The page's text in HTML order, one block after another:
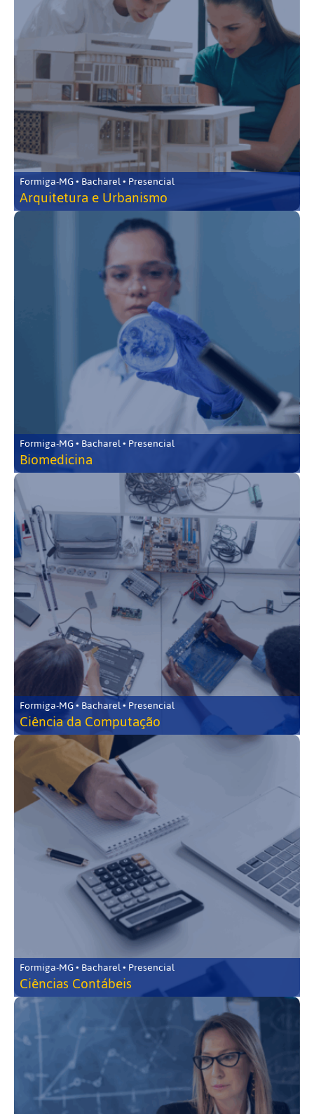
Formiga-MG • Bacharel • Presencial
Arquitetura e Urbanismo
Formiga-MG • Bacharel • Presencial
Biomedicina
Formiga-MG • Bacharel • Presencial
Ciência da Computação
Formiga-MG • Bacharel • Presencial
Ciências Contábeis